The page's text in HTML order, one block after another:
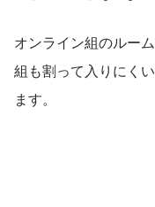
オンライン組のルー
組も割って入りにく
ます。